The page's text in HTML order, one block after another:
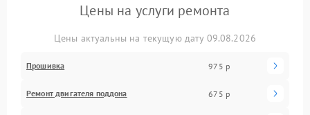
Цены на услуги ремонта
Цены актуальны на текущую дату 09.08.2026
Прошивка 975 р
Ремонт двигателя поддона 675 р